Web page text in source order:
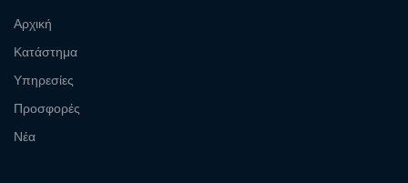
Αρχική
Κατάστημα
Υπηρεσίες
Προσφορές
Νέα